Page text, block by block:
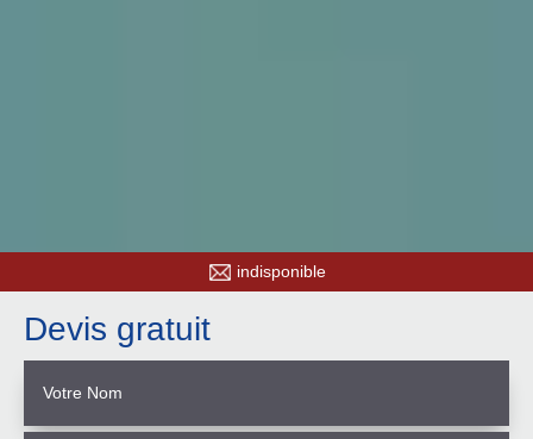
indisponible
Devis gratuit